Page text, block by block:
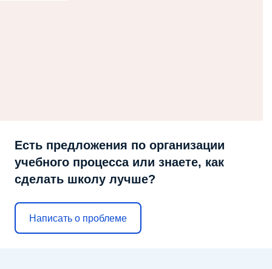
Есть предложения по организации
учебного процесса или знаете, как
сделать школу лучше?
Написать о проблеме